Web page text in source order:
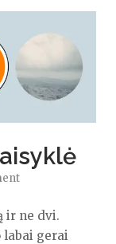
ir ne dvi.
labai gerai